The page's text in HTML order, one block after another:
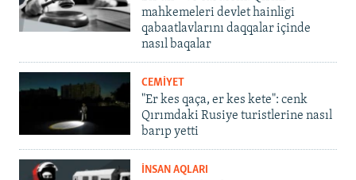
mahkemeleri devlet hainligi
qabaatlavlarını daqqalar içinde
nasıl baqalar
CEMİYET
"Er kes qaça, er kes kete": cenk
Qırımdaki Rusiye turistlerine nasıl
barıp yetti
İNSAN AQLARI